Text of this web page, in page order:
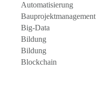
Automatisierung
Bauprojektmanagement
Big-Data
Bildung
Bildung
Blockchain